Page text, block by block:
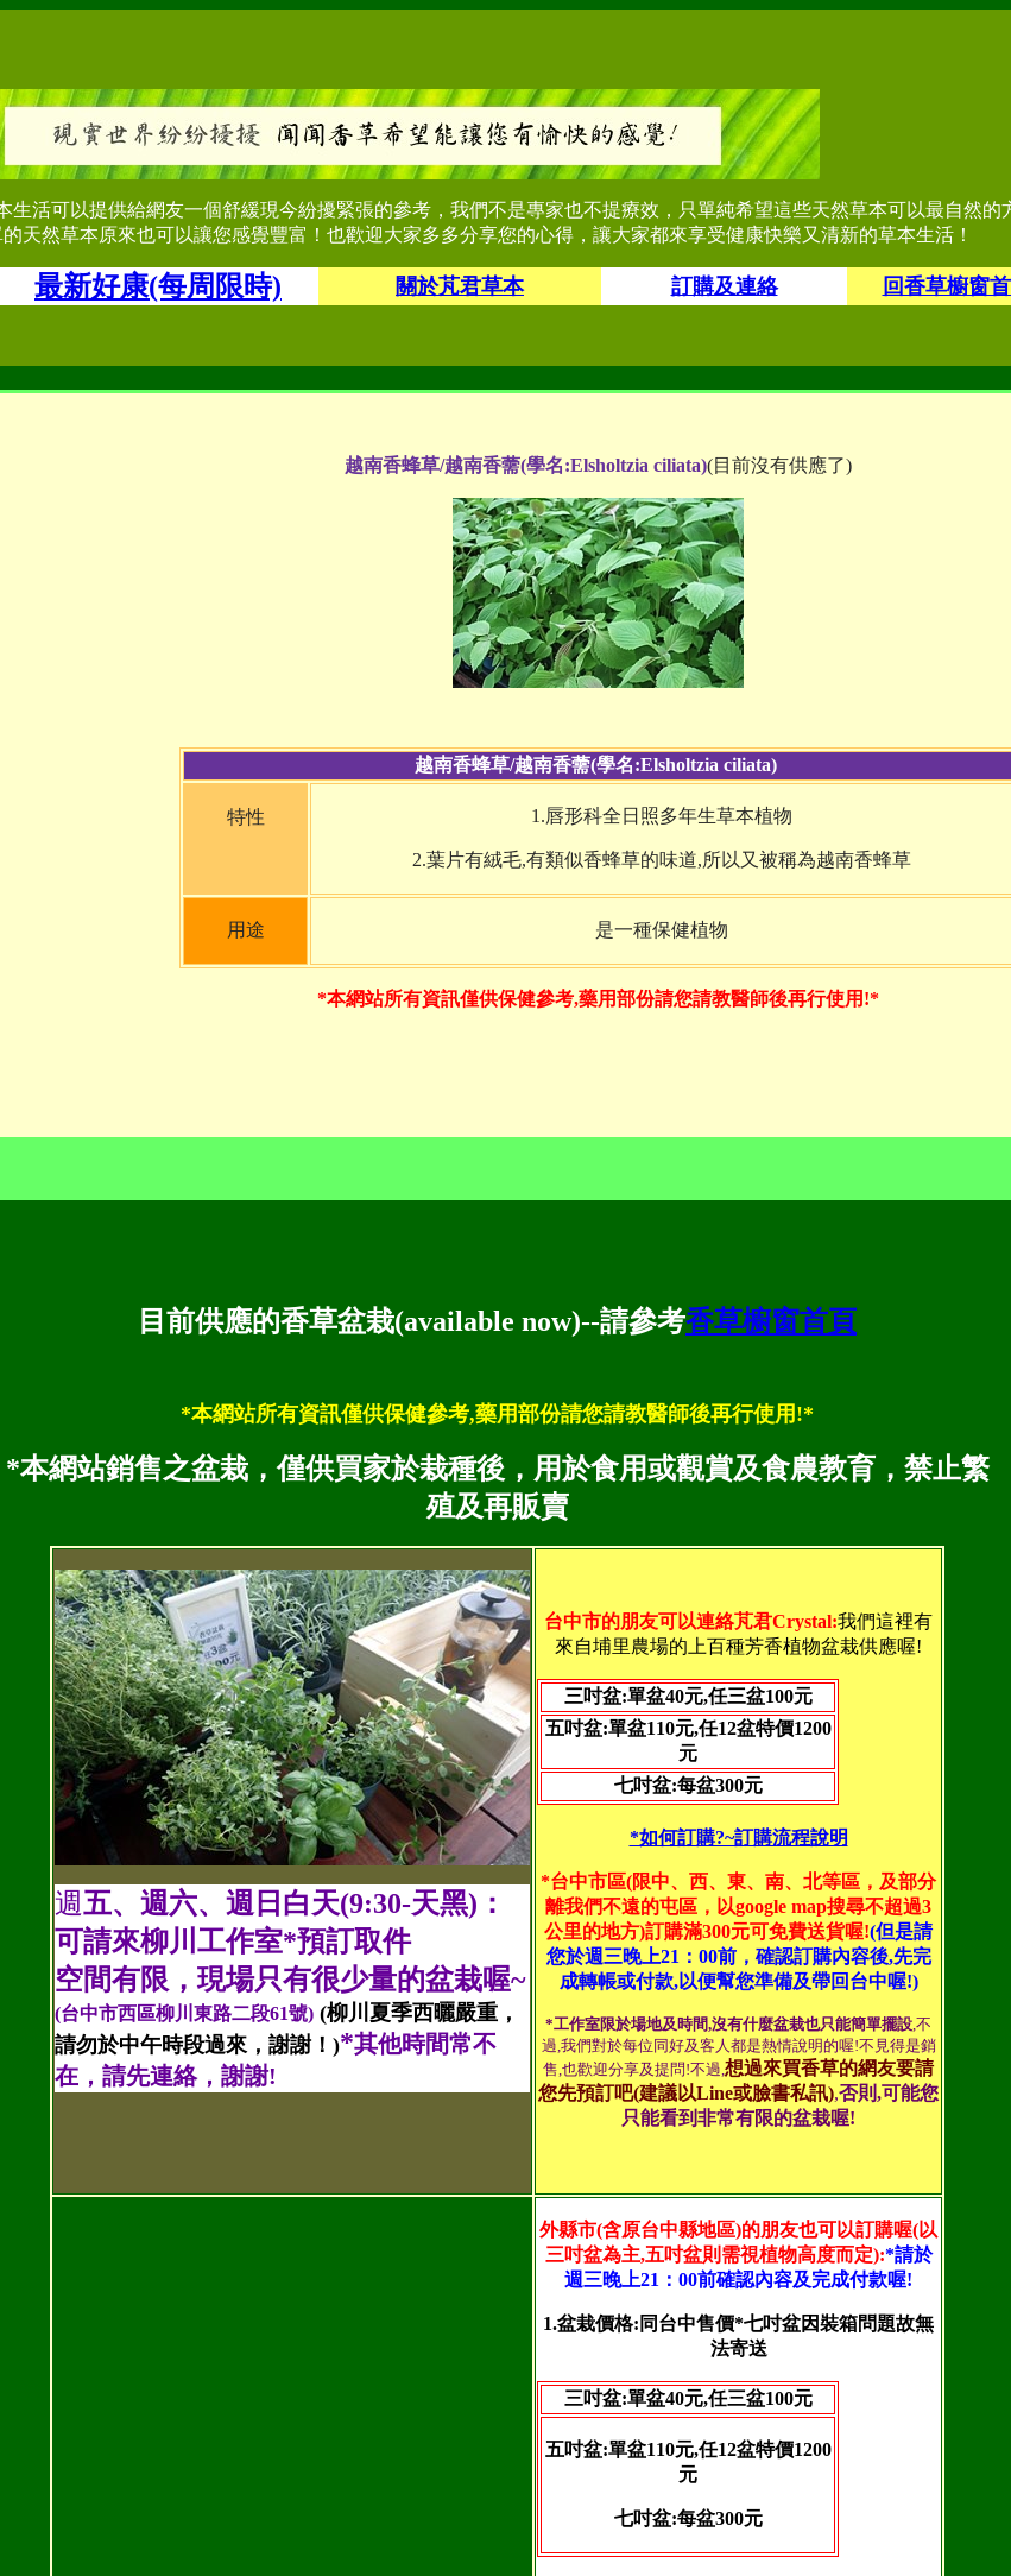
生活可以提供給網友一個舒緩現今紛擾緊張的參考，我們不是專家也不提療效，只單純希望這些天然草本可以最自然的
天然草本原來也可以讓您感覺豐富！也歡迎大家多多分享您的心得，讓大家都來享受健康快樂又清新的草本生活！
最新好康(每周限時) 關於芃君草本 訂購及連絡 回香草櫥窗
越南香蜂草/越南香薷(學名:Elsholtzia ciliata)(目前沒有供應了)
越南香蜂草/越南香薷(學名:Elsholtzia ciliata)
特性 1.唇形科全日照多年生草本植物
2.葉片有絨毛,有類似香蜂草的味道,所以又被稱為越南香蜂草
用途 是一種保健植物
*本網站所有資訊僅供保健參考,藥用部份請您請教醫師後再行使用!*
目前供應的香草盆栽(available now)--請參考香草櫥窗首頁
*本網站所有資訊僅供保健參考,藥用部份請您請教醫師後再行使用!*
*本網站銷售之盆栽，僅供買家於栽種後，用於食用或觀賞及食農教育，禁止繁
殖及再販賣
週五、週六、週日白天(9:30-天黑)：
可請來柳川工作室*預訂取件
空間有限，現場只有很少量的盆栽喔~
(台中市西區柳川東路二段61號) (柳川夏季西曬嚴重，
請勿於中午時段過來，謝謝！)*其他時間常不
在，請先連絡，謝謝!
台中市的朋友可以連絡芃君Crystal:我們這裡有
來自埔里農場的上百種芳香植物盆栽供應喔!
三吋盆:單盆40元,任三盆100元
五吋盆:單盆110元,任12盆特價1200
元
七吋盆:每盆300元
*如何訂購?~訂購流程說明
*台中市區(限中、西、東、南、北等區，及部分
離我們不遠的屯區 ，以google map搜尋不超過3
公里的地方)訂購滿300元可免費送貨喔!(但是請
您於週三晚上21：00前，確認訂購內容後,先完
成轉帳或付款,以便幫您準備及帶回台中喔!)
*工作室限於場地及時間,沒有什麼盆栽也只能簡單擺設,不
過,我們對於每位同好及客人都是熱情說明的喔!不見得是銷
售,也歡迎分享及提問!不過,想過來買香草的網友要請
您先預訂吧(建議以Line或臉書私訊),否則,可能您
只能看到非常有限的盆栽喔!
外縣市(含原台中縣地區)的朋友也可以訂購喔(以
三吋盆為主,五吋盆則需視植物高度而定):*請於
週三晚上21：00前確認內容及完成付款喔!
1.盆栽價格:同台中售價*七吋盆因裝箱問題故無
法寄送
三吋盆:單盆40元,任三盆100元
五吋盆:單盆110元,任12盆特價1200
元
七吋盆:每盆300元